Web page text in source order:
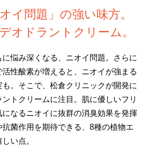
イ問題」の強い味方。
オドラントクリーム。
悩み深くなる、ニオイ問題。さらに
性酸素が増えると、ニオイが強まる
も。そこで、松倉クリニックが開発に
トクリームに注目。肌に優しいフリ
なるニオイに抜群の消臭効果を発揮
菌作用を期待できる、8種の植物エ
い点。